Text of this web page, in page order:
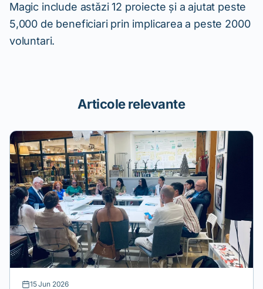
Magic include astăzi 12 proiecte și a ajutat peste
5,000 de beneficiari prin implicarea a peste 2000
voluntari.
Articole relevante
15 Jun 2026